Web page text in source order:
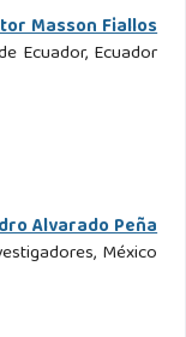
Masson Fiallos
Ecuador, Ecuador
Alvarado Peña
México